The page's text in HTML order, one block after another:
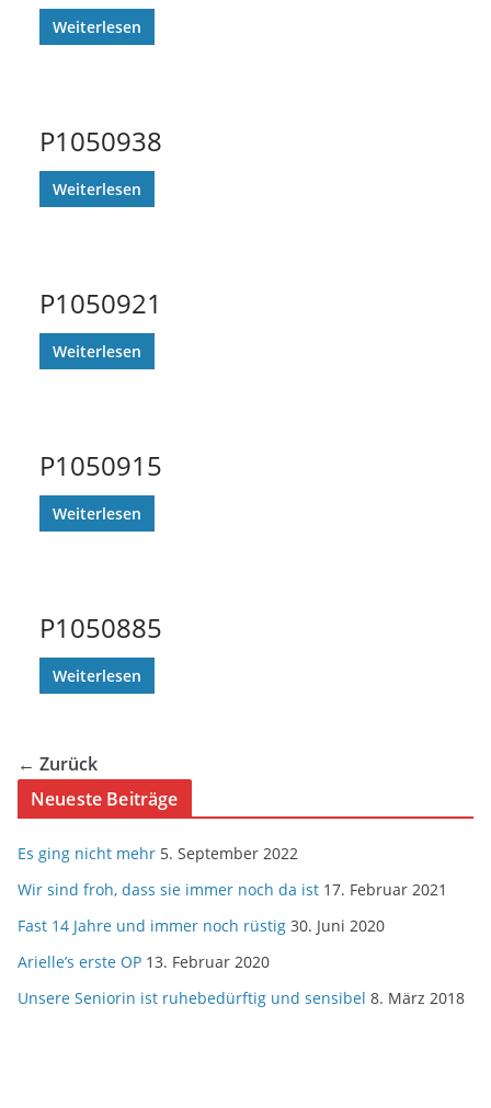
Weiterlesen
P1050938
Weiterlesen
P1050921
Weiterlesen
P1050915
Weiterlesen
P1050885
Weiterlesen
← Zurück
Neueste Beiträge
Es ging nicht mehr 5. September 2022
Wir sind froh, dass sie immer noch da ist 17. Februar 2021
Fast 14 Jahre und immer noch rüstig 30. Juni 2020
Arielle’s erste OP 13. Februar 2020
Unsere Seniorin ist ruhebedürftig und sensibel 8. März 2018